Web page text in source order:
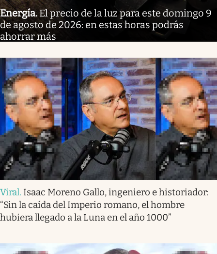
Energía.El precio de la luz para este domingo 9
de agosto de 2026: en estas horas podrás
ahorrar más
Viral. Isaac Moreno Gallo, ingeniero e historiador:
“Sin la caída del Imperio romano, el hombre
hubiera llegado a la Luna en el año 1000”